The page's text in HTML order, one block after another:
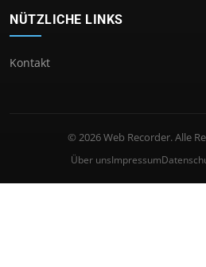
NÜTZLICHE LINKS
Kontakt
© 2026 Web Recorder. Alle
Über unsImpressum